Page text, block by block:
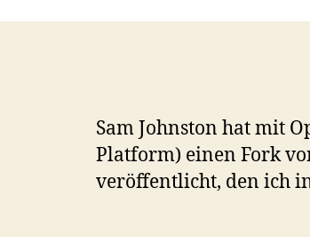
Sam Johnston hat mit
Platform) einen Fork
veröffentlicht, den ich